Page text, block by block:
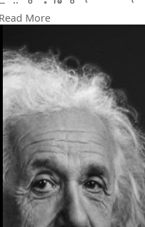
ကို သုံးပြီဆိုရင် သူ့နော
စ်ယောက်ယောက် အမြဲတမ်း
me... (ကျွန်တော့်ကို ပြောပြ
your mom... (မင်းအမေ
tell anyone. (ဘယ်သူ့ကို
ပမာများ:
tell me the truth. (
တိုင်းပြောပြပါ။)
told his friend a
ျက်တစ်ခု ပြောပြခဲ့တယ်။)
။ Say - စကားတစ်ခွန်းကို ပြေ
ကို သုံးပြီဆိုရင် သူ့နောက်မှ
ကားလုံးတွေပဲ အဓိကလိုက်ပါ
စ်ယောက်ယောက် တိုက်ရိုက် လုံ
More